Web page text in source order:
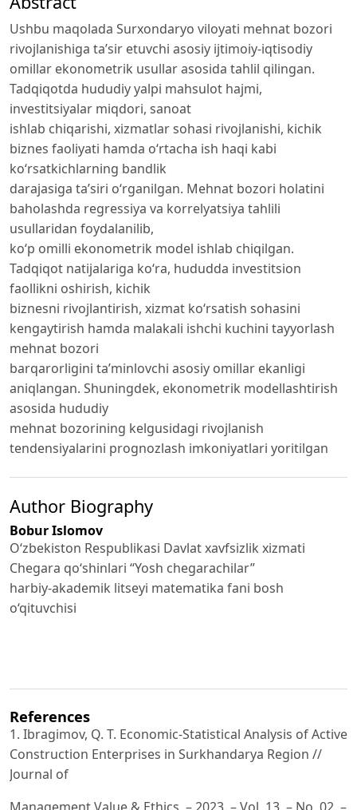
Ushbu maqolada Surxondaryo viloyati mehnat bozori
rivojlanishiga ta’sir etuvchi asosiy ijtimoiy-iqtisodiy
omillar ekonometrik usullar asosida tahlil qilingan.
Tadqiqotda hududiy yalpi mahsulot hajmi,
investitsiyalar miqdori, sanoat
ishlab chiqarishi, xizmatlar sohasi rivojlanishi, kichik
biznes faoliyati hamda o‘rtacha ish haqi kabi
ko‘rsatkichlarning bandlik
darajasiga ta’siri o‘rganilgan. Mehnat bozori holatini
baholashda regressiya va korrelyatsiya tahlili
usullaridan foydalanilib,
ko‘p omilli ekonometrik model ishlab chiqilgan.
Tadqiqot natijalariga ko‘ra, hududda investitsion
faollikni oshirish, kichik
biznesni rivojlantirish, xizmat ko‘rsatish sohasini
kengaytirish hamda malakali ishchi kuchini tayyorlash
mehnat bozori
barqarorligini ta’minlovchi asosiy omillar ekanligi
aniqlangan. Shuningdek, ekonometrik modellashtirish
asosida hududiy
mehnat bozorining kelgusidagi rivojlanish
tendensiyalarini prognozlash imkoniyatlari yoritilgan
Author Biography
Bobur Islomov
O‘zbekiston Respublikasi Davlat xavfsizlik xizmati
Chegara qo‘shinlari “Yosh chegarachilar”
harbiy-akademik litseyi matematika fani bosh
o‘qituvchisi
References
1. Ibragimov, Q. T. Economic-Statistical Analysis of Active
Construction Enterprises in Surkhandarya Region //
Journal of